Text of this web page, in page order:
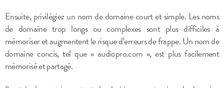
Ensuite, privilégiez un nom de domaine court et simple. Les noms
de domaine trop longs ou complexes sont plus difficiles à
mémoriser et augmentent le risque d’erreurs de frappe. Un nom de
domaine concis, tel que « audiopro.com », est plus facilement
mémorisé et partagé.